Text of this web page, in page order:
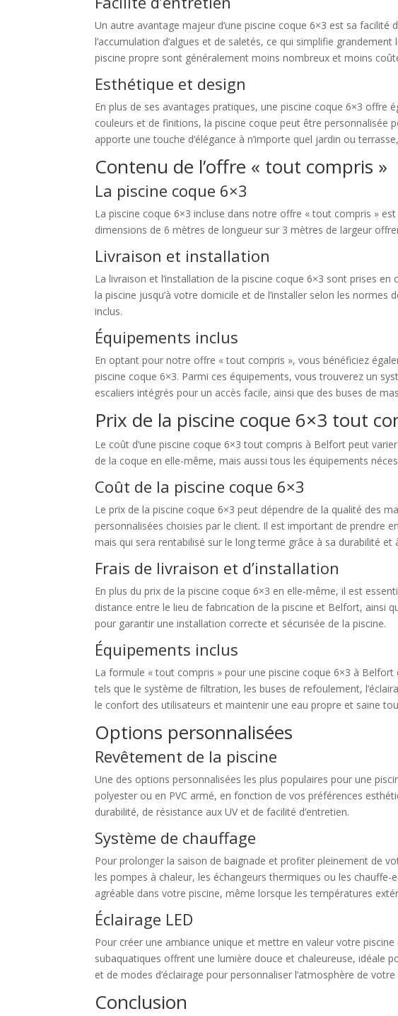
Un autre avantage majeur d’une piscine coque 6×3 est sa
l’accumulation d’algues et de saletés, ce qui simplifie
piscine propre sont généralement moins nombreux et moins
Esthétique et design
En plus de ses avantages pratiques, une piscine coque 6×3
couleurs et de finitions, la piscine coque peut être personnalisée
apporte une touche d’élégance à n’importe quel jardin ou
Contenu de l’offre « tout compris »
La piscine coque 6×3
La piscine coque 6×3 incluse dans notre offre « tout compris »
dimensions de 6 mètres de longueur sur 3 mètres de largeur
Livraison et installation
La livraison et l’installation de la piscine coque 6×3 sont prises
la piscine jusqu’à votre domicile et de l’installer selon les
inclus.
Équipements inclus
En optant pour notre offre « tout compris », vous bénéficiez
piscine coque 6×3. Parmi ces équipements, vous trouverez un
escaliers intégrés pour un accès facile, ainsi que des buses de
Prix de la piscine coque 6×3 tout
Le coût d’une piscine coque 6×3 tout compris à Belfort peut
de la coque en elle-même, mais aussi tous les équipements
Coût de la piscine coque 6×3
Le prix de la piscine coque 6×3 peut dépendre de la qualité des
personnalisées choisies par le client. Il est important de prendre
mais qui sera rentabilisé sur le long terme grâce à sa durabilité et
Frais de livraison et d’installation
En plus du prix de la piscine coque 6×3 en elle-même, il est
distance entre le lieu de fabrication de la piscine et Belfort, ainsi
pour garantir une installation correcte et sécurisée de la piscine.
Équipements inclus
La formule « tout compris » pour une piscine coque 6×3 à
tels que le système de filtration, les buses de refoulement,
le confort des utilisateurs et maintenir une eau propre et saine
Options personnalisées
Revêtement de la piscine
Une des options personnalisées les plus populaires pour une
polyester ou en PVC armé, en fonction de vos préférences
durabilité, de résistance aux UV et de facilité d’entretien.
Système de chauffage
Pour prolonger la saison de baignade et profiter pleinement de
les pompes à chaleur, les échangeurs thermiques ou les
agréable dans votre piscine, même lorsque les températures
Éclairage LED
Pour créer une ambiance unique et mettre en valeur votre
subaquatiques offrent une lumière douce et chaleureuse, idéale
et de modes d’éclairage pour personnaliser l’atmosphère de votre
Conclusion